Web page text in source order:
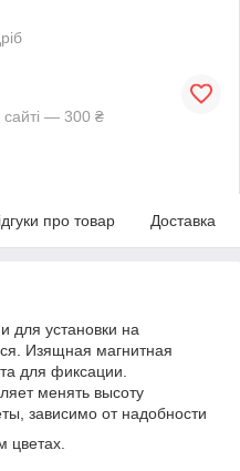
сайті — 300 ₴
про товар Доставка
для установки на
Изящная магнитная
для фиксации.
менять высоту
зависимо от надобности
цветах.